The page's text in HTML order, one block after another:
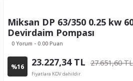
Miksan DP 63/350 0.25 kw
Devirdaim Pompası
0 Yorum - 0.00 Puan
%16 23.227,34 TL 27.651,60 TL
Fiyatlara KDV dahildir.